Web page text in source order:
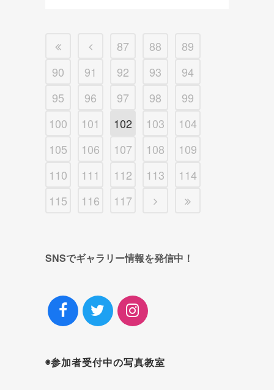
87 88
89
90
91 92 93
94
95
96 97 98
99
100
101 102 103
104
105
106 107 108
109
110
111 112 113
114
115
116 117
SNSでギャラリー情報を発信中！
◉参加者受付中の写真教室